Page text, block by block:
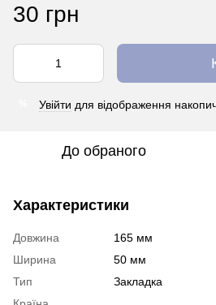
30 грн
Увійти для відображення
До обраного
Характеристики
Довжина
165 мм
Ширина
50 мм
Тип
Закладка